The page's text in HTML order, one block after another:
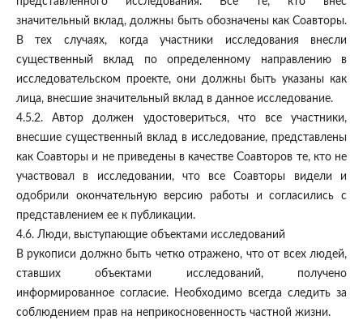
значительный вклад, должны быть обозначены как Соавторы.
В тех случаях, когда участники исследования внесли
существенный вклад по определенному направлению в
исследовательском проекте, они должны быть указаны как
лица, внесшие значительный вклад в данное исследование.
4.5.2. Автор должен удостовериться, что все участники,
внесшие существенный вклад в исследование, представлены
как Соавторы и не приведены в качестве Соавторов те, кто не
участвовал в исследовании, что все Соавторы видели и
одобрили окончательную версию работы и согласились с
представлением ее к публикации.
4.6. Люди, выступающие объектами исследований
В рукописи должно быть четко отражено, что от всех людей,
ставших объектами исследований, получено
информированное согласие. Необходимо всегда следить за
соблюдением прав на неприкосновенность частной жизни.